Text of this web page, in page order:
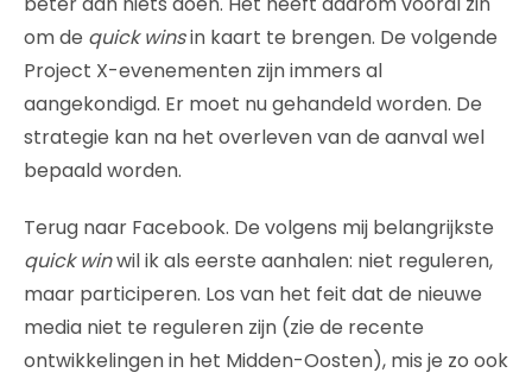
om de quick winsin kaart te brengen. De volgende
Project X-evenementen zijn immers al
aangekondigd. Er moet nu gehandeld worden. De
strategie kan na het overleven van de aanval wel
bepaald worden.
Terug naar Facebook. De volgens mij belangrijkste
quick winwil ik als eerste aanhalen: niet reguleren,
maar participeren. Los van het feit dat de nieuwe
media niet te reguleren zijn (zie de recente
ontwikkelingen in het Midden-Oosten), mis je zo ook